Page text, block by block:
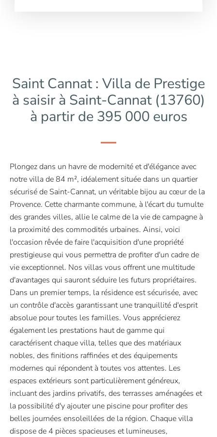
Saint Cannat : Villa de Prestige
à saisir à Saint-Cannat (13760)
à partir de 395 000 euros
Plongez dans un havre de modernité et d'élégance avec
notre villa de 84 m², idéalement située dans un quartier
sécurisé de Saint-Cannat, un véritable bijou au cœur de la
Provence. Cette charmante commune, à l'écart du tumulte
des grandes villes, allie le calme de la vie de campagne à
la proximité des commodités urbaines. Ainsi, voici
l'occasion rêvée de faire l'acquisition d'une propriété
prestigieuse qui vous permettra de profiter d'un cadre de
vie exceptionnel. Nos villas vous offrent une multitude
d'avantages qui sauront séduire les futurs propriétaires.
Dans un premier temps, la résidence est sécurisée, avec
un contrôle d'accès garantissant une tranquillité d'esprit
absolue pour toutes les familles. Vous apprécierez
également les prestations haut de gamme qui
caractérisent chaque villa, telles que des matériaux
nobles, des finitions raffinées et des équipements
modernes qui répondent à toutes vos attentes. Les
espaces extérieurs sont particulièrement généreux,
incluant des jardins privatifs, des terrasses aménagées et
la possibilité d'y ajouter une piscine pour profiter des
belles journées ensoleillées de la région. Chaque villa
dispose de 4 pièces spacieuses et lumineuses,